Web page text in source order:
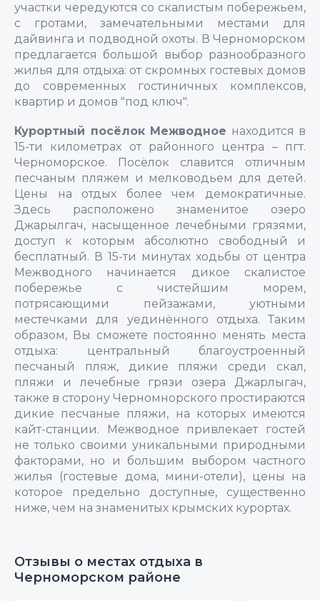
участки чередуются со скалистым побережьем,
с гротами, замечательными местами для
дайвинга и подводной охоты. В Черноморском
предлагается большой выбор разнообразного
жилья для отдыха: от скромных гостевых домов
до современных гостиничных комплексов,
квартир и домов "под ключ".
Курортный посёлок Межводное находится в
15-ти километрах от районного центра – пгт.
Черноморское. Посёлок славится отличным
песчаным пляжем и мелководьем для детей.
Цены на отдых более чем демократичные.
Здесь расположено знаменитое озеро
Джарылгач, насыщенное лечебными грязями,
доступ к которым абсолютно свободный и
бесплатный. В 15-ти минутах ходьбы от центра
Межводного начинается дикое скалистое
побережье с чистейшим морем,
потрясающими пейзажами, уютными
местечками для уединённого отдыха. Таким
образом, Вы сможете постоянно менять места
отдыха: центральный благоустроенный
песчаный пляж, дикие пляжи среди скал,
пляжи и лечебные грязи озера Джарлыгач,
также в сторону Черномнорского простираются
дикие песчаные пляжи, на которых имеются
кайт-станции. Межводное привлекает гостей
не только своими уникальными природными
факторами, но и большим выбором частного
жилья (гостевые дома, мини-отели), цены на
которое предельно доступные, существенно
ниже, чем на знаменитых крымских курортах.
Отзывы о местах отдыха в
Черноморском районе